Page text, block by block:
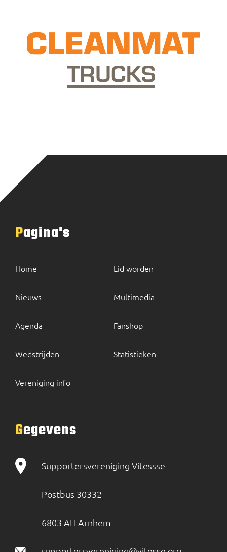
Pagina's
Home
Nieuws
Agenda
Wedstrijden
Vereniging info
Lid worden
Multimedia
Fanshop
Statistieken
Gegevens
Supportersvereniging Vitessse
Postbus 30332
6803 AH Arnhem